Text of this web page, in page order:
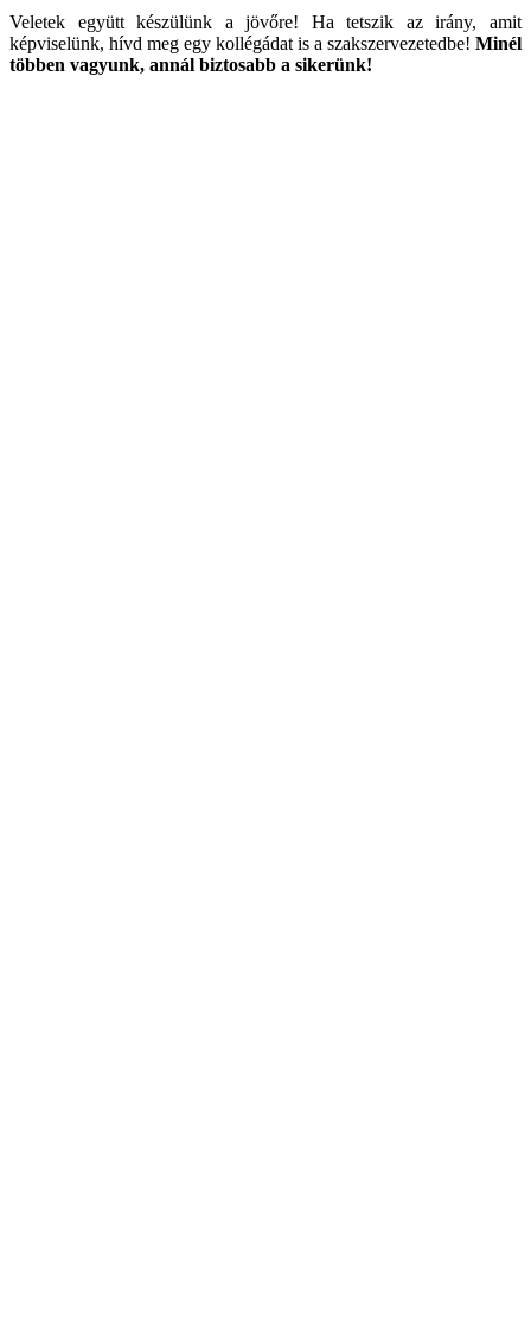
Veletek együtt készülünk a jövőre! Ha tetszik az irány, amit
képviselünk, hívd meg egy kollégádat is a szakszervezetedbe! Minél
többen vagyunk, annál biztosabb a sikerünk!